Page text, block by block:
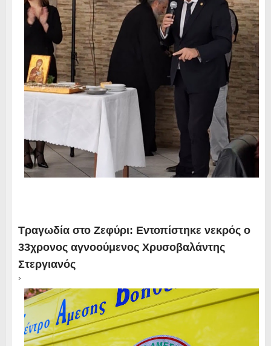
Τραγωδία στο Ζεφύρι: Εντοπίστηκε νεκρός ο
33χρονος αγνοούμενος Χρυσοβαλάντης
Στεργιανός
›